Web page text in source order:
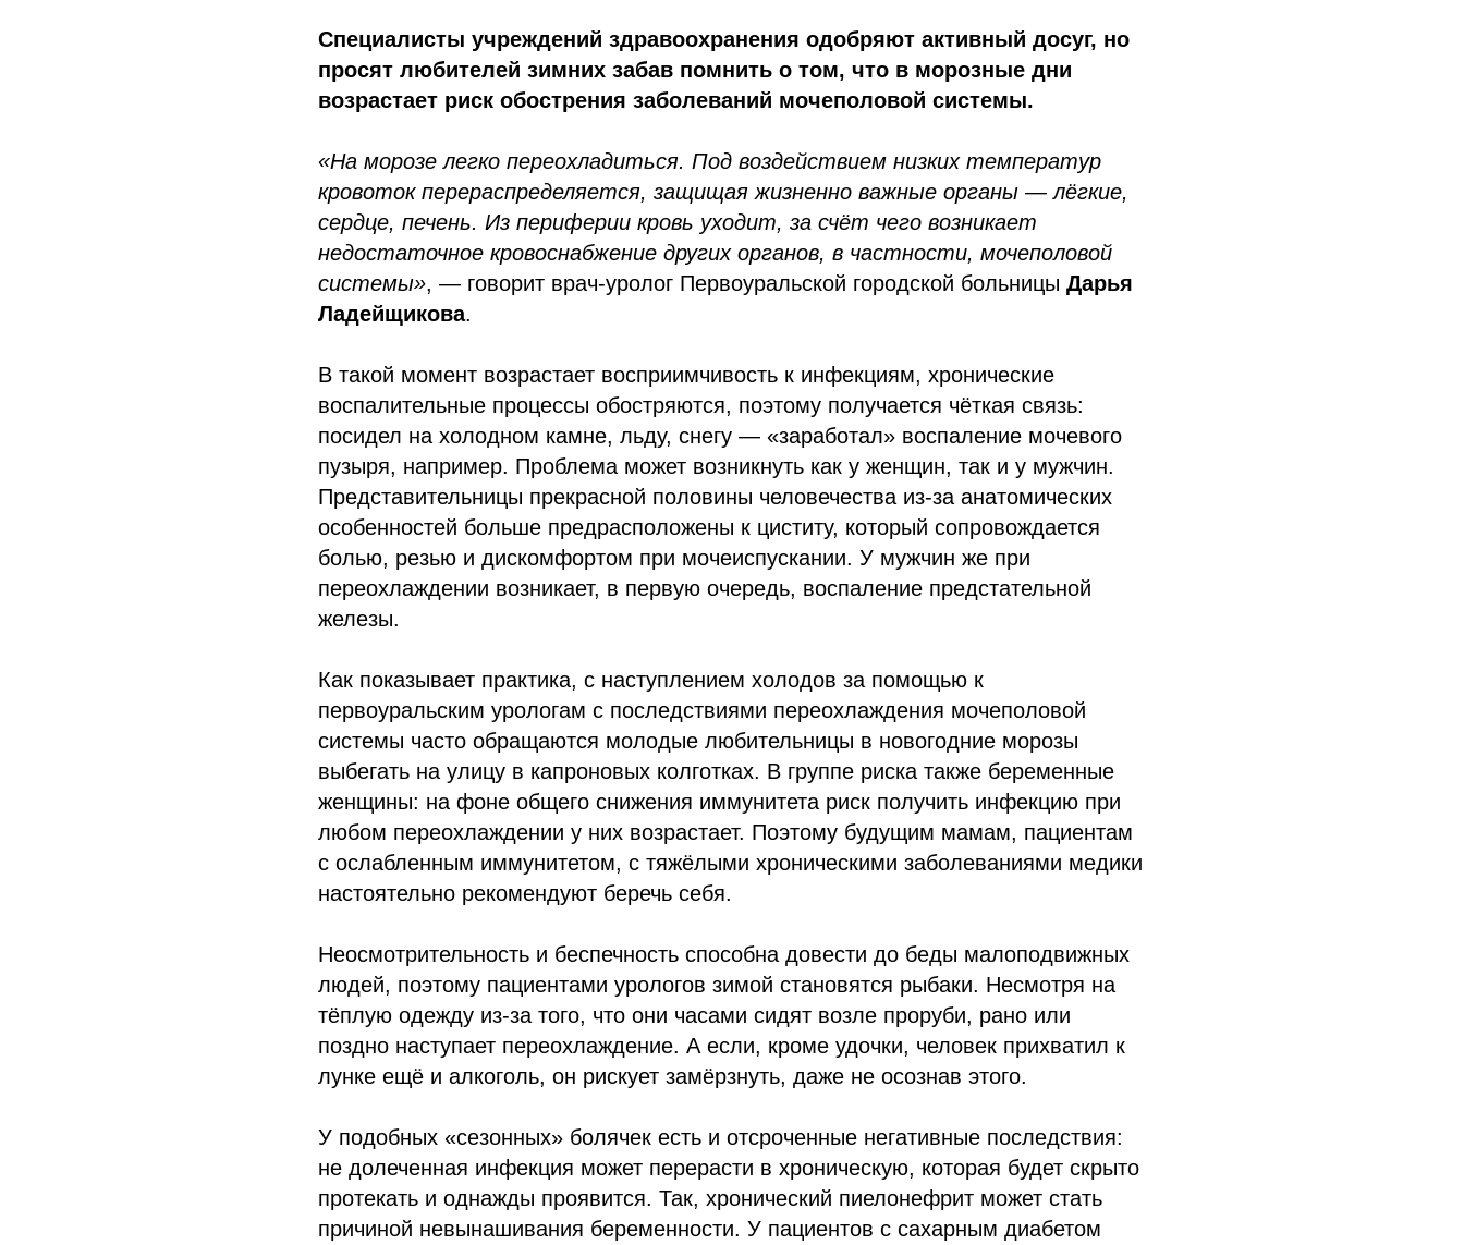
Специалисты учреждений здравоохранения одобряют активный досуг, но
просят любителей зимних забав помнить о том, что в морозные дни
возрастает риск обострения заболеваний мочеполовой системы.
«На морозе легко переохладиться. Под воздействием низких температур
кровоток перераспределяется, защищая жизненно важные органы — лёгкие,
сердце, печень. Из периферии кровь уходит, за счёт чего возникает
недостаточное кровоснабжение других органов, в частности, мочеполовой
системы», — говорит врач-уролог Первоуральской городской больницы Дарья
Ладейщикова.
В такой момент возрастает восприимчивость к инфекциям, хронические
воспалительные процессы обостряются, поэтому получается чёткая связь:
посидел на холодном камне, льду, снегу — «заработал» воспаление мочевого
пузыря, например. Проблема может возникнуть как у женщин, так и у мужчин.
Представительницы прекрасной половины человечества из-за анатомических
особенностей больше предрасположены к циститу, который сопровождается
болью, резью и дискомфортом при мочеиспускании. У мужчин же при
переохлаждении возникает, в первую очередь, воспаление предстательной
железы.
Как показывает практика, с наступлением холодов за помощью к
первоуральским урологам с последствиями переохлаждения мочеполовой
системы часто обращаются молодые любительницы в новогодние морозы
выбегать на улицу в капроновых колготках. В группе риска также беременные
женщины: на фоне общего снижения иммунитета риск получить инфекцию при
любом переохлаждении у них возрастает. Поэтому будущим мамам, пациентам
с ослабленным иммунитетом, с тяжёлыми хроническими заболеваниями медики
настоятельно рекомендуют беречь себя.
Неосмотрительность и беспечность способна довести до беды малоподвижных
людей, поэтому пациентами урологов зимой становятся рыбаки. Несмотря на
тёплую одежду из-за того, что они часами сидят возле проруби, рано или
поздно наступает переохлаждение. А если, кроме удочки, человек прихватил к
лунке ещё и алкоголь, он рискует замёрзнуть, даже не осознав этого.
У подобных «сезонных» болячек есть и отсроченные негативные последствия:
не долеченная инфекция может перерасти в хроническую, которая будет скрыто
протекать и однажды проявится. Так, хронический пиелонефрит может стать
причиной невынашивания беременности. У пациентов с сахарным диабетом